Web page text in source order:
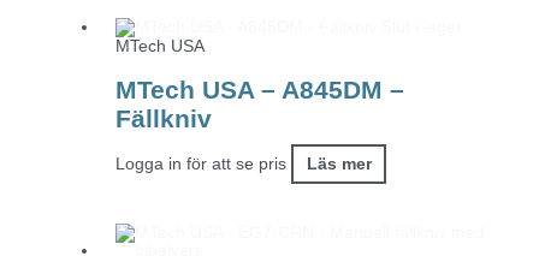
MTech USA
MTech USA – A845DM –
Fällkniv
Logga in för att se pris Läs mer